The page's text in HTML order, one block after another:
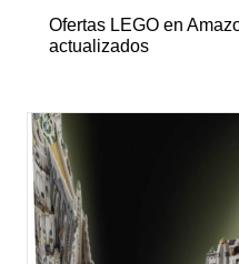
Ofertas LEGO en
actualizados